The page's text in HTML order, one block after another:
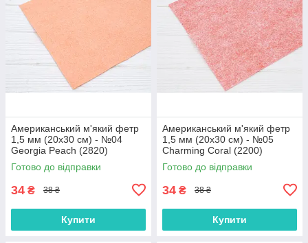
Американський м'який фетр
1,5 мм (20х30 см) - №04
Georgia Peach (2820)
Готово до відправки
34 ₴ 38 ₴
Купити
Американський м'який фетр
1,5 мм (20х30 см) - №05
Charming Coral (2200)
Готово до відправки
34 ₴ 38 ₴
Купити